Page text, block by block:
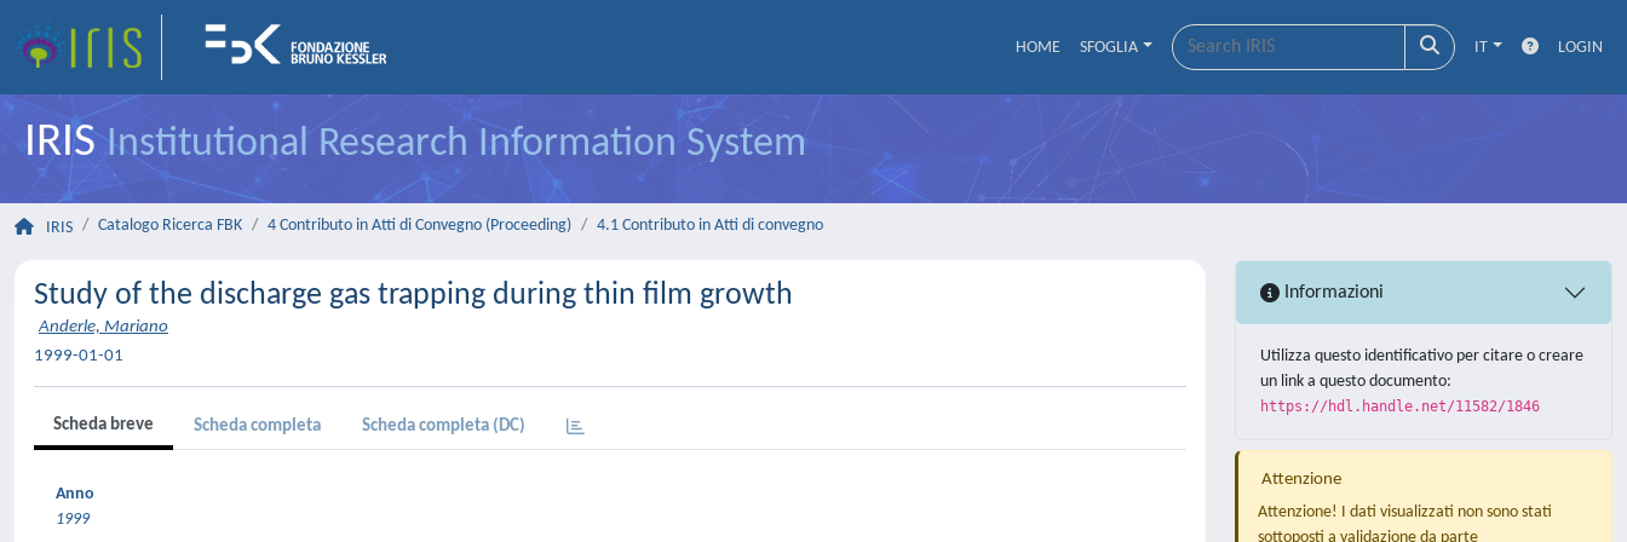
HOME SFOGLIA IT LOGIN
IRISInstitutional Research Information System
IRIS Catalogo Ricerca FBK 4 Contributo in Atti di Convegno (Proceeding) 4.1 Contributo in Atti di convegno
Study of the discharge gas trapping during thin film growth
Anderle, Mariano
1999-01-01
Scheda breve Scheda completa Scheda completa (DC)
Anno
1999
Informazioni
Utilizza questo identificativo per citare o creare
un link a questo documento:
https://hdl.handle.net/11582/1846
Attenzione
Attenzione! I dati visualizzati non sono stati
sottoposti a validazione da parte